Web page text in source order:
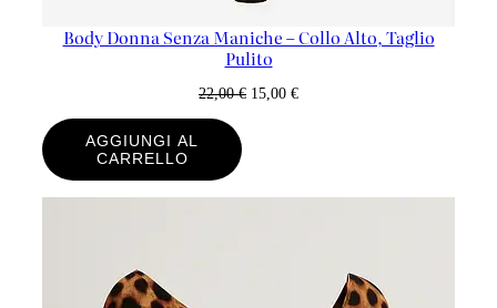
Body Donna Senza Maniche – Collo Alto, Taglio
Pulito
22,00€ Il15,00 €Il
AGGIUNGI AL
CARRELLO